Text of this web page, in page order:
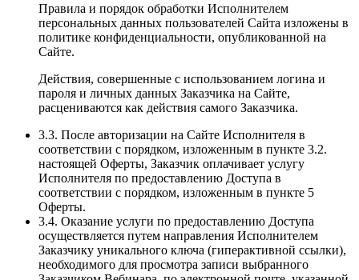
Правила и порядок обработки Исполнителем
персональных данных пользователей Сайта изложены в
политике конфиденциальности, опубликованной на
Сайте.
Действия, совершенные с использованием логина и
пароля и личных данных Заказчика на Сайте,
расцениваются как действия самого Заказчика.
3.3. После авторизации на Сайте Исполнителя в
соответствии с порядком, изложенным в пункте 3.2.
настоящей Оферты, Заказчик оплачивает услугу
Исполнителя по предоставлению Доступа в
соответствии с порядком, изложенным в пункте 5
Оферты.
3.4. Оказание услуги по предоставлению Доступа
осуществляется путем направления Исполнителем
Заказчику уникального ключа (гиперактивной ссылки),
необходимого для просмотра записи выбранного